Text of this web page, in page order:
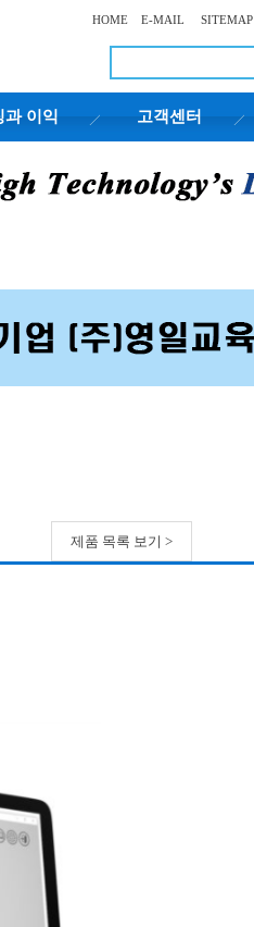
HOME E-MAIL SITEMAP
과 이익 고객센터
제품 목록 보기 >